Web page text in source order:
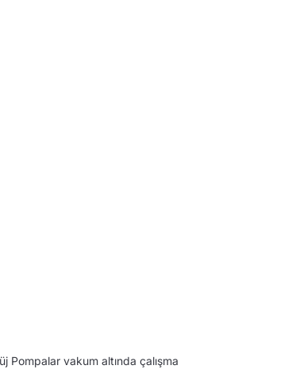
Pompalar vakum altında çalışma